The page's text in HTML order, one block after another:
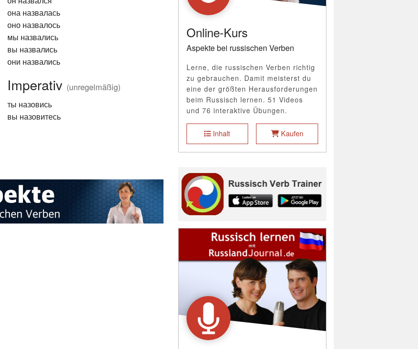
она назвалась
оно назвалось
мы назвались
вы назвались
они назвались
Imperativ (unregelmäßig)
ты назовись
вы назовитесь
Online-Kurs
Aspekte bei russischen Verben
Lerne, die russischen Verben richtig
zu gebrauchen. Damit meisterst du
eine der größten Herausforderungen
beim Russisch lernen. 51 Videos
und 76 interaktive Übungen.
Inhalt Kaufen